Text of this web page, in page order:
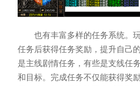
也有丰富多样的任务系统。
任务后获得任务奖励，提升自己
是主线剧情任务，有些是支线任
和目标。完成任务不仅能获得奖